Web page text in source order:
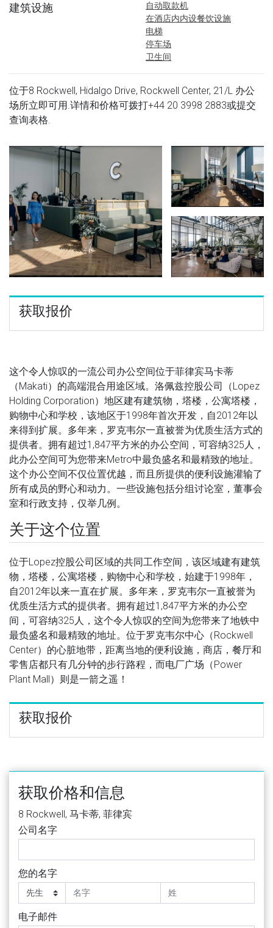
建筑设施
自动取款机
在酒店内内设餐饮设施
电梯
停车场
卫生间
位于8 Rockwell, Hidalgo Drive, Rockwell Center, 21/L 办公
场所立即可用.详情和价格可拨打+44 20 3998 2883或提交
查询表格.
获取报价
这个令人惊叹的一流公司办公空间位于菲律宾马卡蒂
（Makati）的高端混合用途区域。洛佩兹控股公司（Lopez
Holding Corporation）地区建有建筑物，塔楼，公寓塔楼，
购物中心和学校，该地区于1998年首次开发，自2012年以
来得到扩展。多年来，罗克韦尔一直被誉为优质生活方式的
提供者。拥有超过1,847平方米的办公空间，可容纳325人，
此办公空间可为您带来Metro中最负盛名和最精致的地址。
这个办公空间不仅位置优越，而且所提供的便利设施灌输了
所有成员的野心和动力。一些设施包括分组讨论室，董事会
室和行政支持，仅举几例。
关于这个位置
位于Lopez控股公司区域的共同工作空间，该区域建有建筑
物，塔楼，公寓塔楼，购物中心和学校，始建于1998年，
自2012年以来一直在扩展。多年来，罗克韦尔一直被誉为
优质生活方式的提供者。拥有超过1,847平方米的办公空
间，可容纳325人，这个令人惊叹的空间为您带来了地铁中
最负盛名和最精致的地址。位于罗克韦尔中心（Rockwell
Center）的心脏地带，距离当地的便利设施，商店，餐厅和
零售店都只有几分钟的步行路程，而电厂广场（Power
Plant Mall）则是一箭之遥！
获取报价
获取价格和信息
8 Rockwell, 马卡蒂, 菲律宾
公司名字
您的名字
电子邮件